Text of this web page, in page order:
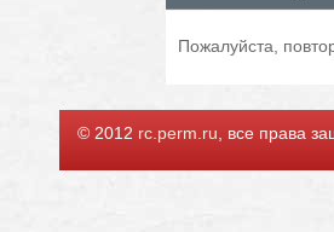
Пожалуйста,
© 2012 rc.perm.ru, все права